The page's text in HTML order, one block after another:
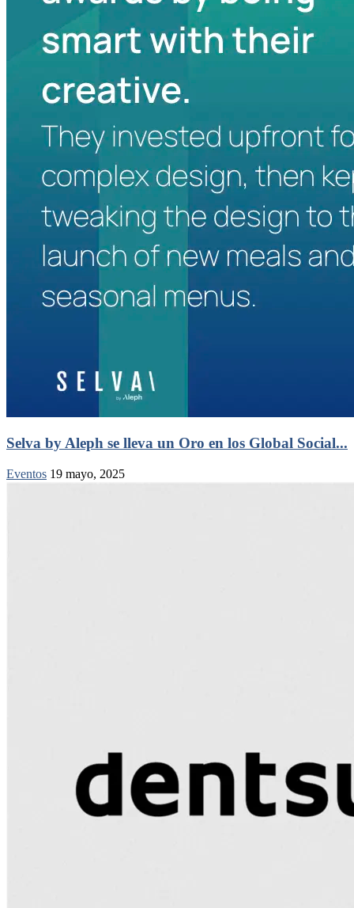
Selva by Aleph se lleva un Oro en los Global Social...
Eventos 19 mayo, 2025